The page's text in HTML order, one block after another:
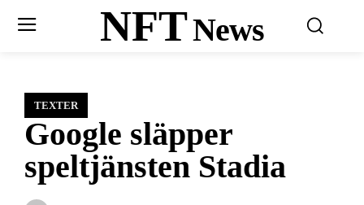
NFTNews
TEXTER
Google släpper
speltjänsten Stadia